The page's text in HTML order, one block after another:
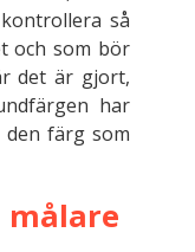
så
och som bör
det är gjort,
har
färg som